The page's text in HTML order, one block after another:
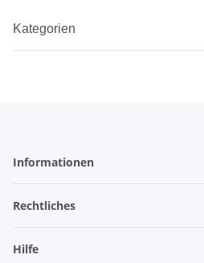
Kategorien
Informationen
Rechtliches
Hilfe